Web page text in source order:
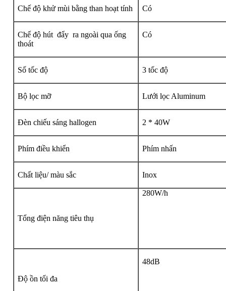
Chế độ khử mùi bằng than hoạt tính Có
Chế độ hút đẩy ra ngoài qua ống
thoát
Có
Số tốc độ 3 tốc độ
Bộ lọc mỡ Lưới lọc Aluminum
Đèn chiếu sáng hallogen 2 * 40W
Phím điều khiển Phím nhấn
Chất liệu/ màu sắc Inox
Tổng điện năng tiêu thụ
280W/h
Độ ồn tối đa
48dB